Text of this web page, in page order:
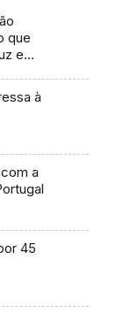
que
e
à
a
45